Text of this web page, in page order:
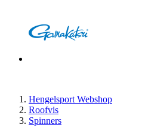
Hengelsport Webshop
Roofvis
Spinners